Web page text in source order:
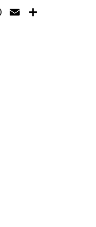
WhatsApp
Email